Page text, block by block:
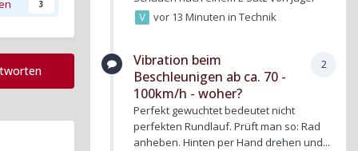
3
vor 13 MinuteninTechnik
2
Vibration beim
Beschleunigen ab ca. 70 -
100km/h - woher?
Perfekt gewuchtet bedeutet nicht
perfekten Rundlauf. Prüft man so: Rad
anheben. Hinten per Hand drehen und...